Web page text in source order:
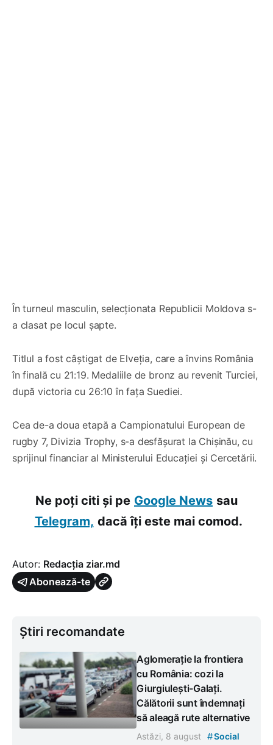
În turneul masculin, selecționata Republicii Moldova s-
a clasat pe locul șapte.
Titlul a fost câștigat de Elveția, care a învins România
în finală cu 21:19. Medaliile de bronz au revenit Turciei,
după victoria cu 26:10 în fața Suediei.
Cea de-a doua etapă a Campionatului European de
rugby 7, Divizia Trophy, s-a desfășurat la Chișinău, cu
sprijinul financiar al Ministerului Educației și Cercetării.
Ne poți citi și pe Google News sau
Telegram, dacă îți este mai comod.
Autor: Redacția ziar.md
Abonează-te
Știri recomandate
Aglomerație la frontiera
cu România: cozi la
Giurgiulești-Galați.
Călătorii sunt îndemnați
să aleagă rute alternative
Astăzi, 8 august #Social